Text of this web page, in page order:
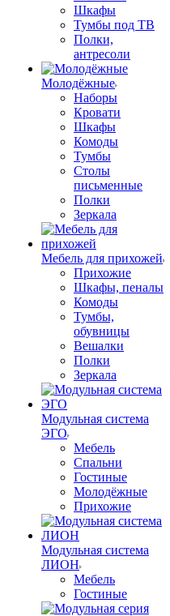
Шкафы
Тумбы под ТВ
Полки,
антресоли
Молодёжные
Наборы
Кровати
Шкафы
Комоды
Тумбы
Столы
письменные
Полки
Зеркала
Мебель для прихожей
Прихожие
Шкафы, пеналы
Комоды
Тумбы,
обувницы
Вешалки
Полки
Зеркала
Модульная система
ЭГО
Мебель
Спальни
Гостиные
Молодёжные
Прихожие
Модульная система
ЛИОН
Мебель
Гостиные